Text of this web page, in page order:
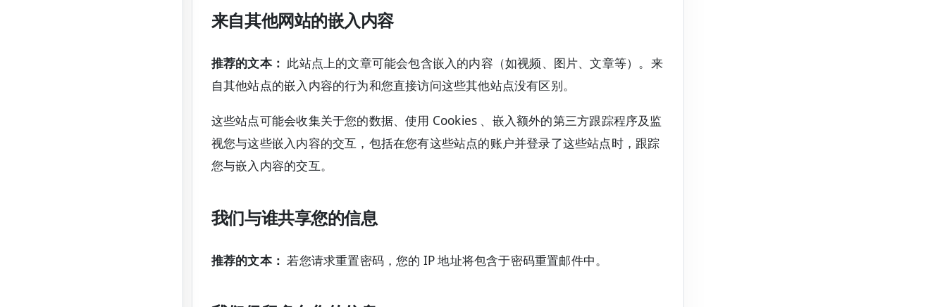
来自其他网站的嵌入内容
推荐的文本： 此站点上的文章可能会包含嵌入的内容（如视频、图片、文章等）。来
自其他站点的嵌入内容的行为和您直接访问这些其他站点没有区别。
这些站点可能会收集关于您的数据、使用 Cookies 、嵌入额外的第三方跟踪程序及监
视您与这些嵌入内容的交互，包括在您有这些站点的账户并登录了这些站点时，跟踪
您与嵌入内容的交互。
我们与谁共享您的信息
推荐的文本：若您请求重置密码，您的 IP 地址将包含于密码重置邮件中。